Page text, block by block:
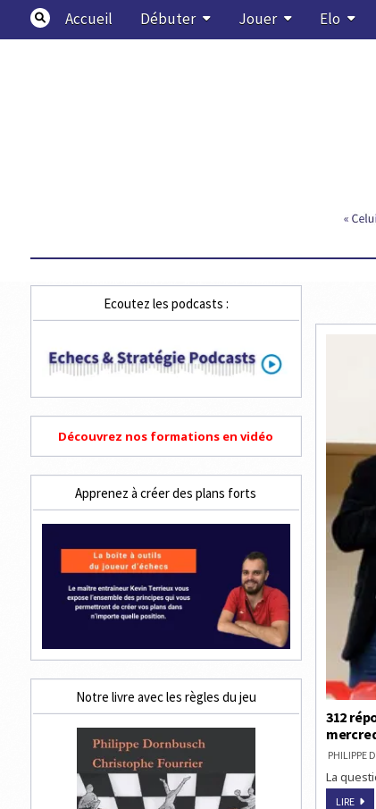
content
Accueil Débuter Jouer Elo
312
PHILIPPE
La
LIRE312
Ecoutez les podcasts :
Découvrez nos formations en vidéo
Apprenez à créer des plans forts
Notre livre avec les règles du jeu